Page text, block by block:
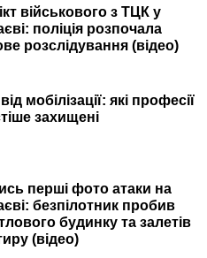
військового з ТЦК у
поліція розпочала
розслідування (відео)
мобілізації: які професії
захищені
перші фото атаки на
безпілотник пробив
будинку та залетів
(відео)